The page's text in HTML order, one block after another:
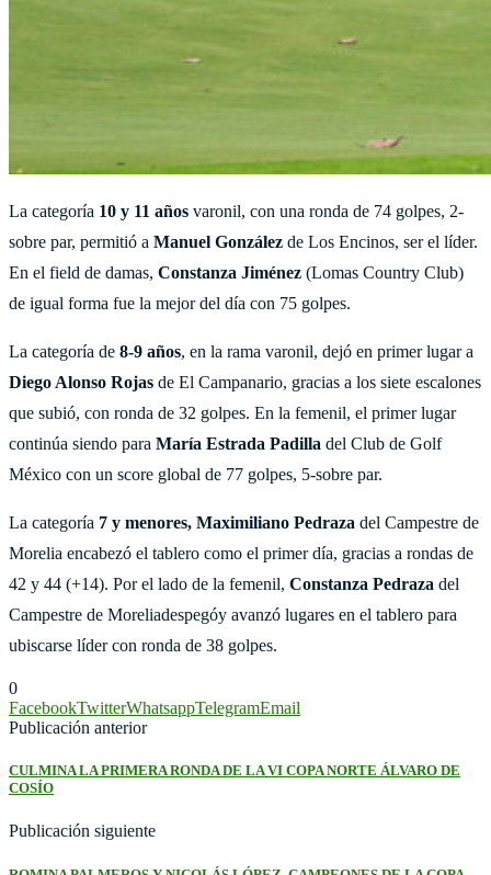
La categoría 10 y 11 años varonil, con una ronda de 74 golpes, 2-
sobre par, permitió a Manuel González de Los Encinos, ser el líder.
En el field de damas, Constanza Jiménez (Lomas Country Club)
de igual forma fue la mejor del día con 75 golpes.
La categoría de 8-9 años, en la rama varonil, dejó en primer lugar a
Diego Alonso Rojas de El Campanario, gracias a los siete escalones
que subió, con ronda de 32 golpes. En la femenil, el primer lugar
continúa siendo para María Estrada Padilla del Club de Golf
México con un score global de 77 golpes, 5-sobre par.
La categoría 7 y menores, Maximiliano Pedraza del Campestre de
Morelia encabezó el tablero como el primer día, gracias a rondas de
42 y 44 (+14). Por el lado de la femenil, Constanza Pedraza del
Campestre de Moreliadespegóy avanzó lugares en el tablero para
ubiscarse líder con ronda de 38 golpes.
0
FacebookTwitterWhatsappTelegramEmail
Publicación anterior
CULMINA LA PRIMERA RONDA DE LA VI COPA NORTE ÁLVARO DE
COSÍO
Publicación siguiente